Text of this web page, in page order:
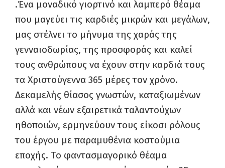
.Ένα μοναδικό γιορτινό και λαμπερό θέαμα
που μαγεύει τις καρδιές μικρών και μεγάλων,
μας στέλνει το μήνυμα της χαράς της
γενναιοδωρίας, της προσφοράς και καλεί
τους ανθρώπους να έχουν στην καρδιά τους
τα Χριστούγεννα 365 μέρες τον χρόνο.
Δεκαμελής θίασος γνωστών, καταξιωμένων
αλλά και νέων εξαιρετικά ταλαντούχων
ηθοποιών, ερμηνεύουν τους είκοσι ρόλους
του έργου με παραμυθένια κοστούμια
εποχής. Το φαντασμαγορικό θέαμα